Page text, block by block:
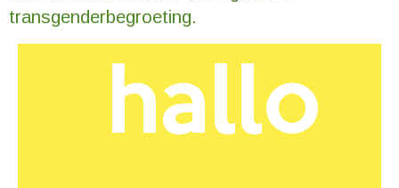
transgenderbegroeting.